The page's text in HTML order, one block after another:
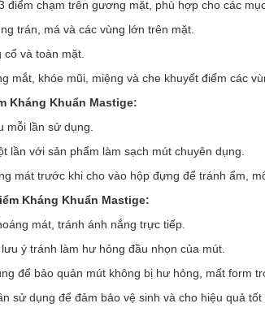
Cao Cấp 150 Miếng đã chính thức có mặt tại
Bản:
nổi thông minh giúp làm sạch lớp trang điểm, 1
giúp bông tẩy trang không bị xơ khi sử dụng,
điểm chạm trên gương mặt, phù hợp cho các
trán, má và các vùng lớn trên mặt.
và toàn mặt.
mắt, khóe mũi, miệng và che khuyết điểm các
Kháng Khuẩn Mastige:
mỗi lần sử dụng.
lần với sản phẩm làm sạch mút chuyên dụng.
mát trước khi cho vào hộp đựng để tránh ẩm,
Kháng Khuẩn Mastige:
mát, tránh ánh nắng trực tiếp.
ý tránh làm hư hỏng đầu nhọn của mút.
để bảo quản mút không bị hư hỏng, mất form
sử dụng để đảm bảo vệ sinh và cho hiệu quả tốt